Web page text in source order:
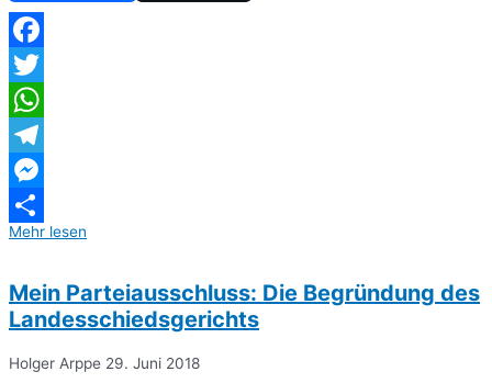
Facebook
Twitter
WhatsApp
Telegram
Messenger
Teilen
Mehr lesen
Mein Parteiausschluss: Die Begründung des
Landesschiedsgerichts
Holger Arppe 29. Juni 2018